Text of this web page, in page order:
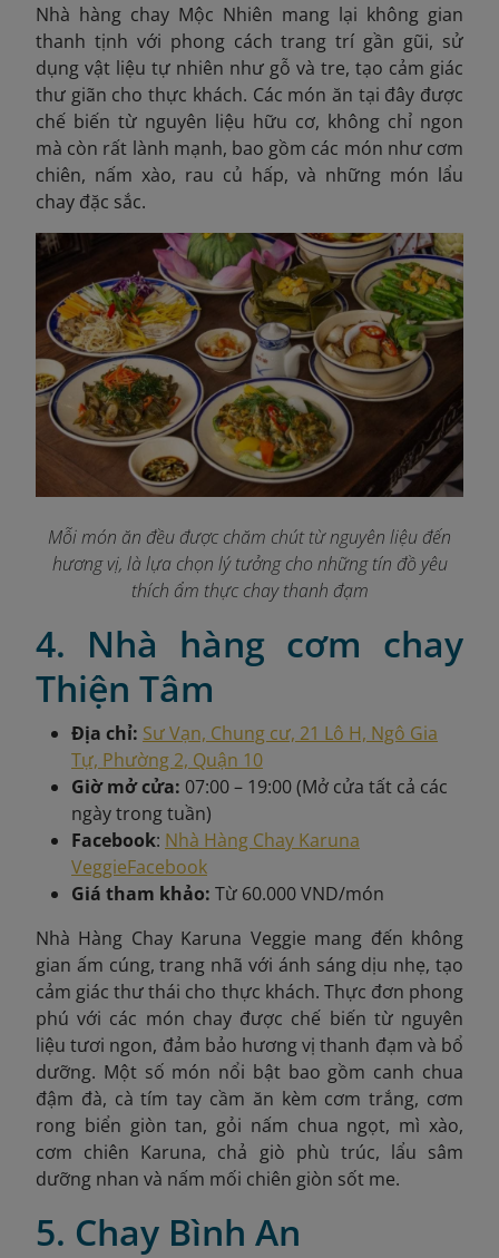
Nhà hàng chay Mộc Nhiên mang lại không gian
thanh tịnh với phong cách trang trí gần gũi, sử
dụng vật liệu tự nhiên như gỗ và tre, tạo cảm giác
thư giãn cho thực khách. Các món ăn tại đây được
chế biến từ nguyên liệu hữu cơ, không chỉ ngon
mà còn rất lành mạnh, bao gồm các món như cơm
chiên, nấm xào, rau củ hấp, và những món lẩu
chay đặc sắc.
Mỗi món ăn đều được chăm chút từ nguyên liệu đến
hương vị, là lựa chọn lý tưởng cho những tín đồ yêu
thích ẩm thực chay thanh đạm
4. Nhà hàng cơm chay
Thiện Tâm
Địa chỉ: Sư Vạn, Chung cư, 21 Lô H, Ngô Gia
Tự, Phường 2, Quận 10
Giờ mở cửa: 07:00 – 19:00 (Mở cửa tất cả các
ngày trong tuần)
Facebook: Nhà Hàng Chay Karuna
VeggieFacebook
Giá tham khảo: Từ 60.000 VND/món
Nhà Hàng Chay Karuna Veggie mang đến không
gian ấm cúng, trang nhã với ánh sáng dịu nhẹ, tạo
cảm giác thư thái cho thực khách. Thực đơn phong
phú với các món chay được chế biến từ nguyên
liệu tươi ngon, đảm bảo hương vị thanh đạm và bổ
dưỡng. Một số món nổi bật bao gồm canh chua
đậm đà, cà tím tay cầm ăn kèm cơm trắng, cơm
rong biển giòn tan, gỏi nấm chua ngọt, mì xào,
cơm chiên Karuna, chả giò phù trúc, lẩu sâm
dưỡng nhan và nấm mối chiên giòn sốt me.
5. Chay Bình An